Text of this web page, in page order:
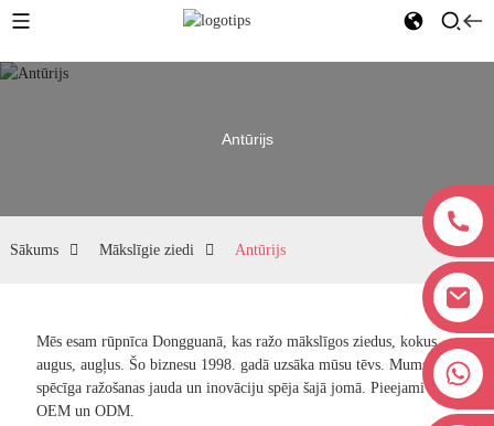
+8618038381627
Antūrijs
Sākums Mākslīgie ziedi Antūrijs
Mēs esam rūpnīca Dongguanā, kas ražo mākslīgos ziedus, kokus,
augus, augļus. Šo biznesu 1998. gadā uzsāka mūsu tēvs. Mums ir
spēcīga ražošanas jauda un inovāciju spēja šajā jomā. Pieejami
OEM un ODM.